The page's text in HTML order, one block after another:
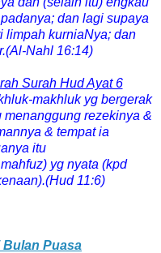
dan lagi supaya
limpah kurniaNya; dan
Nahl 16:14)
Surah Hud Ayat 6
makhluk yg bergerak
menanggung rezekinya &
& tempat ia
itu
yg nyata (kpd
(Hud 11:6)
Bulan Puasa